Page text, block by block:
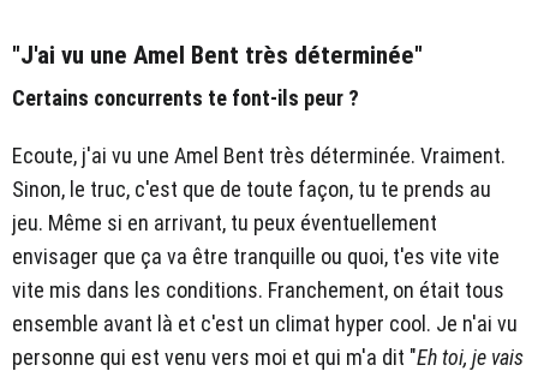
"J'ai vu une Amel Bent très déterminée"
Certains concurrents te font-ils peur ?
Ecoute, j'ai vu une Amel Bent très déterminée. Vraiment.
Sinon, le truc, c'est que de toute façon, tu te prends au
jeu. Même si en arrivant, tu peux éventuellement
envisager que ça va être tranquille ou quoi, t'es vite vite
vite mis dans les conditions. Franchement, on était tous
ensemble avant là et c'est un climat hyper cool. Je n'ai vu
personne qui est venu vers moi et qui m'a dit "Eh toi, je vais